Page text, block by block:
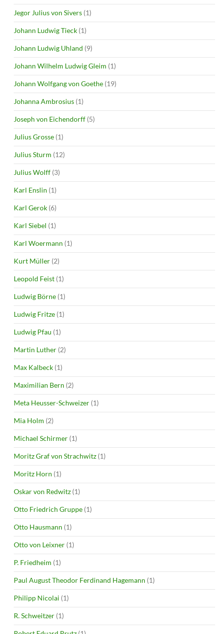
Jegor Julius von Sivers (1)
Johann Ludwig Tieck (1)
Johann Ludwig Uhland (9)
Johann Wilhelm Ludwig Gleim (1)
Johann Wolfgang von Goethe (19)
Johanna Ambrosius (1)
Joseph von Eichendorff (5)
Julius Grosse (1)
Julius Sturm (12)
Julius Wolff (3)
Karl Enslin (1)
Karl Gerok (6)
Karl Siebel (1)
Karl Woermann (1)
Kurt Müller (2)
Leopold Feist (1)
Ludwig Börne (1)
Ludwig Fritze (1)
Ludwig Pfau (1)
Martin Luther (2)
Max Kalbeck (1)
Maximilian Bern (2)
Meta Heusser-Schweizer (1)
Mia Holm (2)
Michael Schirmer (1)
Moritz Graf von Strachwitz (1)
Moritz Horn (1)
Oskar von Redwitz (1)
Otto Friedrich Gruppe (1)
Otto Hausmann (1)
Otto von Leixner (1)
P. Friedheim (1)
Paul August Theodor Ferdinand Hagemann (1)
Philipp Nicolai (1)
R. Schweitzer (1)